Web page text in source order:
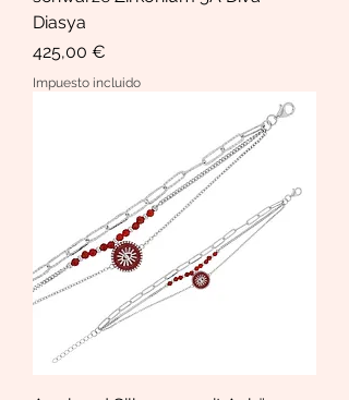
Diasya
Precio
425,00 €
Impuesto incluido